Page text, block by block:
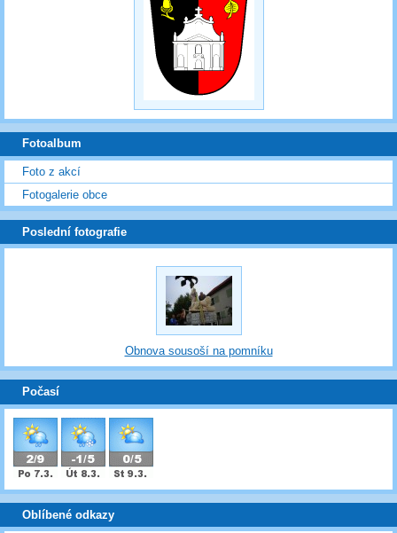
Fotoalbum
Foto z akcí
Fotogalerie obce
Poslední fotografie
Obnova sousoší na pomníku
Počasí
Oblíbené odkazy